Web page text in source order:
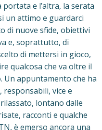
e l’altra, la serata
un attimo e guardarci
di nuove sfide, obiettivi
e, soprattutto, di
di mettersi in gioco,
qualcosa che va oltre il
appuntamento che ha
vice e
lontano dalle
racconti e qualche
è emerso ancora una